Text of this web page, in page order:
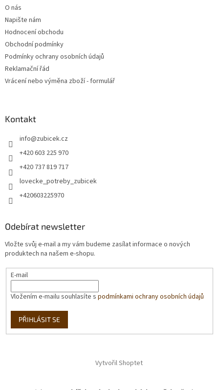
O nás
Napište nám
Hodnocení obchodu
Obchodní podmínky
Podmínky ochrany osobních údajů
Reklamační řád
Vrácení nebo výměna zboží - formulář
Kontakt
info@zubicek.cz
+420 603 225 970
+420 737 819 717
lovecke_potreby_zubicek
+420603225970
Odebírat newsletter
Vložte svůj e-mail a my vám budeme zasílat informace o nových
produktech na našem e-shopu.
E-mail
Vložením e-mailu souhlasíte s podmínkami ochrany osobních údajů
PŘIHLÁSIT SE
Vytvořil Shoptet